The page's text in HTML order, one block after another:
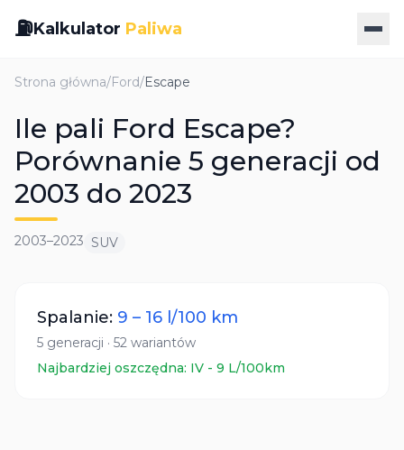
⛽Kalkulator Paliwa
Strona główna/Ford/Escape
Ile pali Ford Escape?
Porównanie 5 generacji od
2003 do 2023
2003–2023 SUV
Spalanie: 9 – 16 l/100 km
5 generacji · 52 wariantów
Najbardziej oszczędna: IV - 9 L/100km